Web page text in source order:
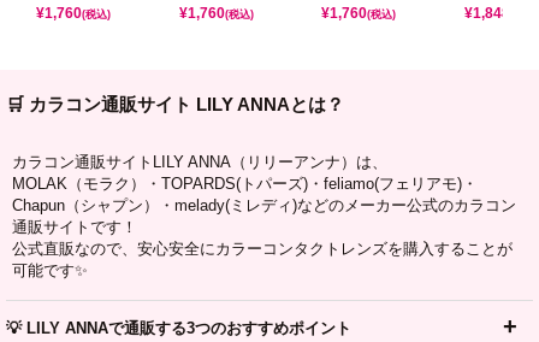
¥1,760(税込) ¥1,760(税込) ¥1,760(税込) ¥1,848
🛒 カラコン通販サイト LILY ANNAとは？
カラコン通販サイトLILY ANNA（リリーアンナ）は、
MOLAK（モラク）・TOPARDS(トパーズ)・feliamo(フェリアモ)・
Chapun（シャプン）・melady(ミレディ)などのメーカー公式のカラコン
通販サイトです！
公式直販なので、安心安全にカラーコンタクトレンズを購入することが
可能です✨
💡 LILY ANNAで通販する3つのおすすめポイント